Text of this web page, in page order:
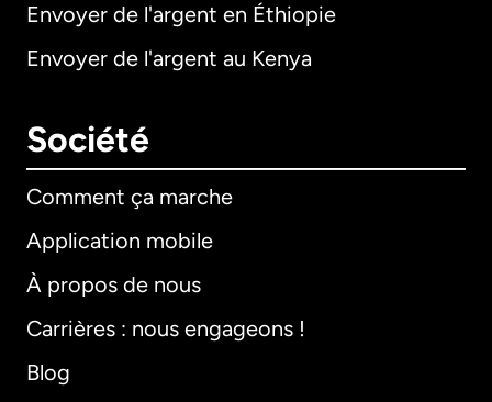
Envoyer de l'argent en Éthiopie
Envoyer de l'argent au Kenya
Société
Comment ça marche
Application mobile
À propos de nous
Carrières : nous engageons !
Blog